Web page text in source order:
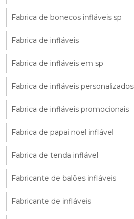
Fabrica de bonecos infláveis sp
Fabrica de infláveis
Fabrica de infláveis em sp
Fabrica de infláveis personalizados
Fabrica de infláveis promocionais
Fabrica de papai noel inflável
Fabrica de tenda inflável
Fabricante de balões infláveis
Fabricante de infláveis